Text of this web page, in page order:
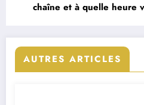
chaîne et à quelle heure
AUTRES ARTICLES